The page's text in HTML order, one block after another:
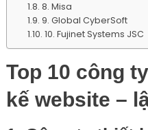
8. Misa
9. Global CyberSoft
10. Fujinet Systems JSC
Top 10 công
kế website –